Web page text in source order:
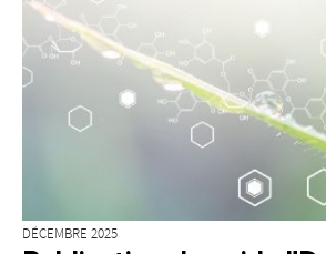
DÉCEMBRE 2025